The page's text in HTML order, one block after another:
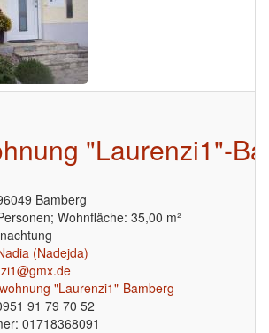
"Laurenzi1"-
Bamberg
Wohnfläche: 35,00 m²
(Nadejda)
"Laurenzi1"-Bamberg
91 79 70 52
01718368091